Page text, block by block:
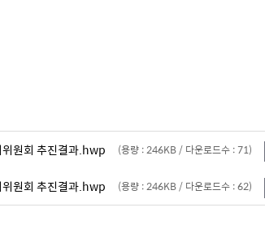
원회 추진결과.hwp (용량 : 246KB / 다운로드수 : 71)
원회 추진결과.hwp (용량 : 246KB / 다운로드수 : 62)